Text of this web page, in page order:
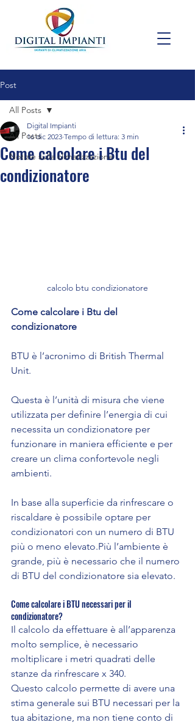
Post
All Posts
Notizie sulla climatizzazione
All Posts
Come calcolare i Btu del
condizionatore
Digital Impianti
16 dic 2023 Tempo di lettura: 3 min
calcolo btu condizionatore
Come calcolare i Btu del
condizionatore
BTU è l’acronimo di British Thermal
Unit.
Questa è l’unità di misura che viene
utilizzata per definire l’energia di cui
necessita un condizionatore per
funzionare in maniera efficiente e per
creare un clima confortevole negli
ambienti.
In base alla superficie da rinfrescare o
riscaldare è possibile optare per
condizionatori con un numero di BTU
più o meno elevato.Più l’ambiente è
grande, più è necessario che il numero
di BTU del condizionatore sia elevato.
Come calcolare i BTU necessari per il
condizionatore?
Il calcolo da effettuare è all’apparenza
molto semplice, è necessario
moltiplicare i metri quadrati delle
stanze da rinfrescare x 340.
Questo calcolo permette di avere una
stima generale sui BTU necessari per la
tua abitazione, ma non tiene conto di